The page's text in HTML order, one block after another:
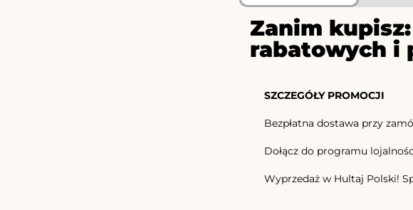
Zanim
rabatowych i
SZCZEGÓŁY PROMOCJI
Bezpłatna dostawa przy
Dołącz do programu
Wyprzedaż w Hultaj Polski!